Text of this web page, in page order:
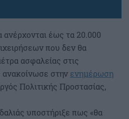
έως τα 20.000
που δεν θα
ασφαλείας στις
στην ενημέρωση
Πολιτικής Προστασίας,
υποστήριξε πως «θα